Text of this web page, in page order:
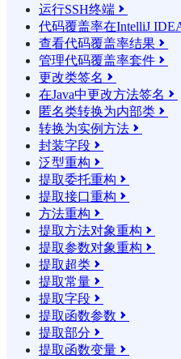
运行SSH终端 
代码覆盖率在IntelliJ
查看代码覆盖率结果 
管理代码覆盖率套件 
更改类签名 
在Java中更改方法签名 
匿名类转换为内部类 
转换为实例方法 
封装字段 
泛型重构 
提取委托重构 
提取接口重构 
方法重构 
提取方法对象重构 
提取参数对象重构 
提取超类 
提取常量 
提取字段 
提取函数参数 
提取部分 
提取函数变量 